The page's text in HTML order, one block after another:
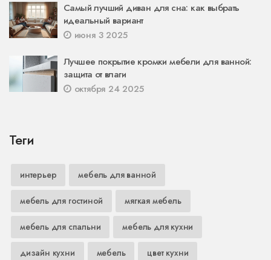
Самый лучший диван для сна: как выбрать
идеальный вариант
июня 3 2025
Лучшее покрытие кромки мебели для ванной:
защита от влаги
октября 24 2025
Теги
интерьер мебель для ванной
мебель для гостиной мягкая мебель
мебель для спальни мебель для кухни
дизайн кухни мебель цвет кухни